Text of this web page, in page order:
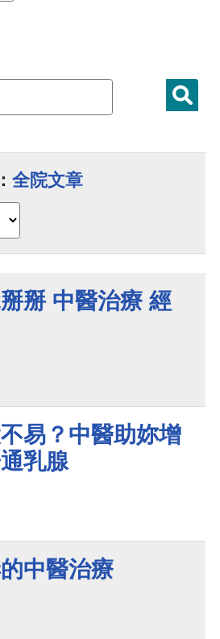
全院文章
掰 中醫治療 經
易？中醫助妳增
乳腺
中醫治療